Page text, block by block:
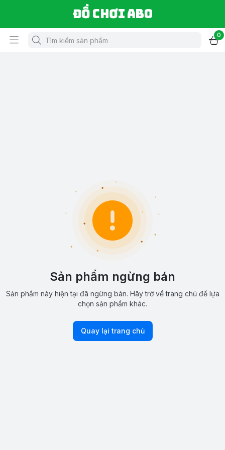
Đồ chơi ABO
0
Sản phẩm ngừng bán
Sản phẩm này hiện tại đã ngừng bán. Hãy trở về trang chủ để lựa
chọn sản phẩm khác.
Quay lại trang chủ